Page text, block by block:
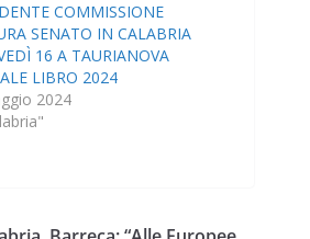
COMMISSIONE
SENATO IN CALABRIA
16 A TAURIANOVA
LIBRO 2024
2024